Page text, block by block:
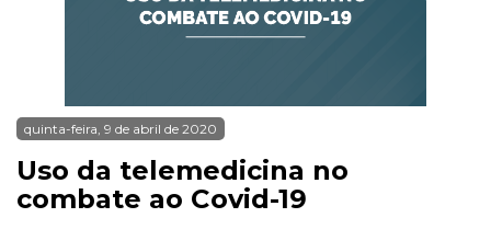
quinta-feira, 9 de abril de 2020
Uso da telemedicina no
combate ao Covid-19